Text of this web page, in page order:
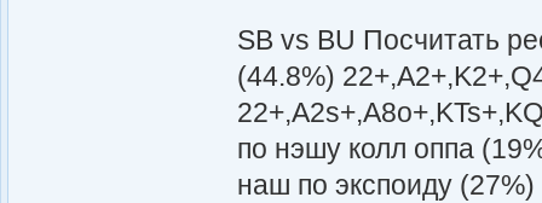
SB vs BU Посчитать
(44.8%)
по нэшу колл оппа
наш по экспоиду (27%)